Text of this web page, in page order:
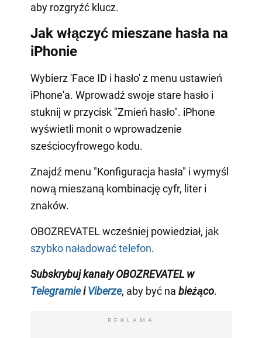
aby rozgryźć klucz.
Jak włączyć mieszane hasła na
iPhonie
Wybierz 'Face ID i hasło' z menu ustawień
iPhone'a. Wprowadź swoje stare hasło i
stuknij w przycisk "Zmień hasło". iPhone
wyświetli monit o wprowadzenie
sześciocyfrowego kodu.
Znajdź menu "Konfiguracja hasła" i wymyśl
nową mieszaną kombinację cyfr, liter i
znaków.
OBOZREVATEL wcześniej powiedział, jak
szybko naładować telefon.
Subskrybuj kanały OBOZREVATEL w
Telegramie i Viberze, aby być na bieżąco.
REKLAMA